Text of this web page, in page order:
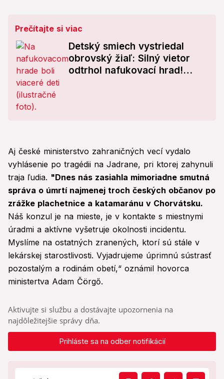
Prečítajte si viac
Detský smiech vystriedal
obrovský žiaľ: Silný vietor
odtrhol nafukovací hrad!
Aj české ministerstvo zahraničných vecí vydalo
vyhlásenie po tragédii na Jadrane, pri ktorej zahynuli
traja ľudia. "Dnes nás zasiahla mimoriadne smutná
správa o úmrtí najmenej troch českých občanov po
zrážke plachetnice a katamaránu v Chorvátsku.
Náš konzul je na mieste, je v kontakte s miestnymi
úradmi a aktívne vyšetruje okolnosti incidentu.
Myslíme na ostatných zranených, ktorí sú stále v
lekárskej starostlivosti. Vyjadrujeme úprimnú sústrasť
pozostalým a rodinám obetí,“ oznámil hovorca
ministertva Adam Čörgő.
Aktivujte si službu a dostávajte upozornenia na
najdôležitejšie správy dňa.
Prihláste sa na odber notifikácií